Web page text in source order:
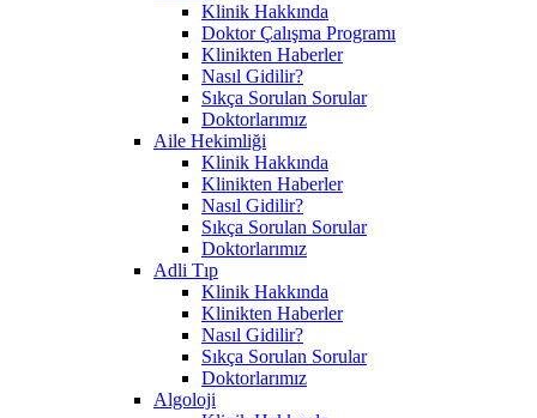
Klinik Hakkında
Doktor Çalışma Programı
Klinikten Haberler
Nasıl Gidilir?
Sıkça Sorulan Sorular
Doktorlarımız
Aile Hekimliği
Klinik Hakkında
Klinikten Haberler
Nasıl Gidilir?
Sıkça Sorulan Sorular
Doktorlarımız
Adli Tıp
Klinik Hakkında
Klinikten Haberler
Nasıl Gidilir?
Sıkça Sorulan Sorular
Doktorlarımız
Algoloji